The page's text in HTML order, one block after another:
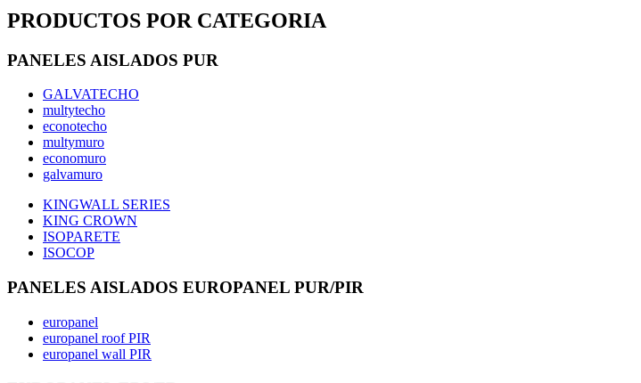
PRODUCTOS POR CATEGORIA
PANELES AISLADOS PUR
GALVATECHO
multytecho
econotecho
multymuro
economuro
galvamuro
KINGWALL SERIES
KING CROWN
ISOPARETE
ISOCOP
PANELES AISLADOS EUROPANEL PUR/PIR
europanel
europanel roof PIR
europanel wall PIR